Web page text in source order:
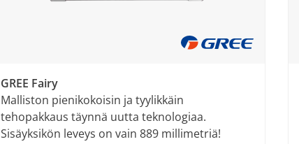
GREE Fairy
Malliston pienikokoisin ja tyylikkäin
tehopakkaus täynnä uutta teknologiaa.
Sisäyksikön leveys on vain 889 millimetriä!